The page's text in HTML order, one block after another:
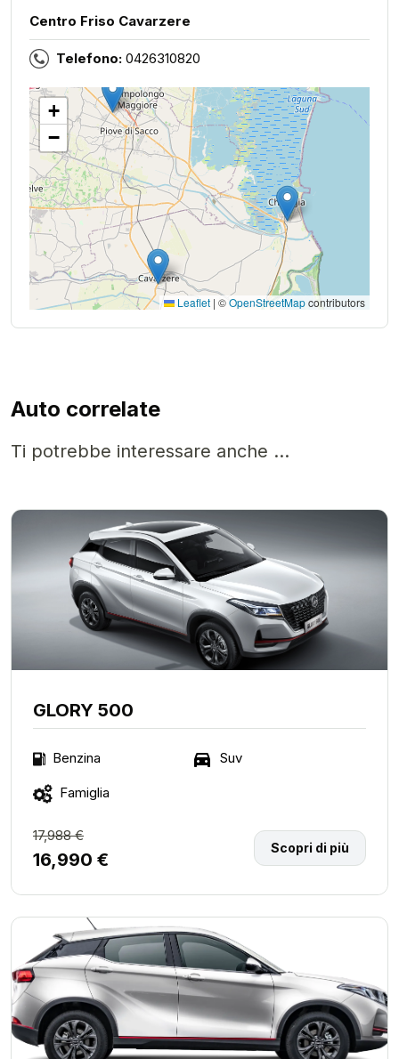
Centro Friso Cavarzere
Telefono: 0426310820
+
−
Leaflet | ©OpenStreetMapcontributors
Auto correlate
Ti potrebbe interessare anche ...
GLORY 500
Benzina Suv
Famiglia
17,988 €
16,990 €
Scopri di più